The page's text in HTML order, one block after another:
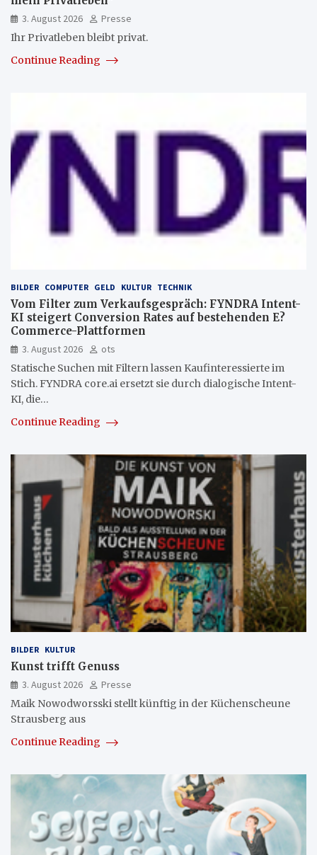
3. August 2026
Presse
Ihr Privatleben bleibt privat.
Continue Reading
BILDER COMPUTER GELD KULTUR TECHNIK
Vom Filter zum Verkaufsgespräch: FYNDRA Intent-
KI steigert Conversion Rates auf bestehenden E?
Commerce-Plattformen
3. August 2026
ots
Statische Suchen mit Filtern lassen Kaufinteressierte im
Stich. FYNDRA core.ai ersetzt sie durch dialogische Intent-
KI, die…
Continue Reading
BILDER KULTUR
Kunst trifft Genuss
3. August 2026
Presse
Maik Nowodworsski stellt künftig in der Küchenscheune
Strausberg aus
Continue Reading